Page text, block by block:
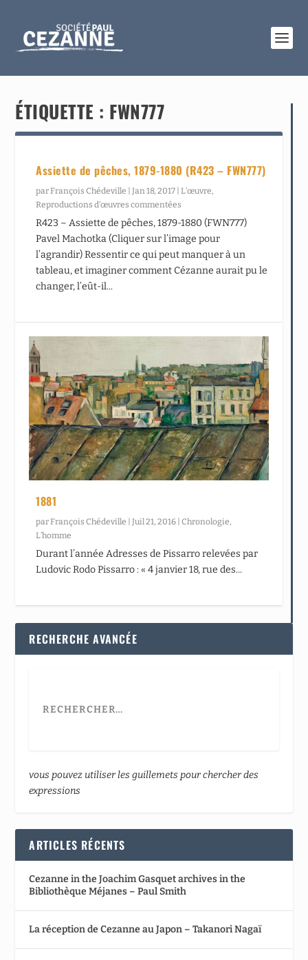
ÉTIQUETTE : FWN777
Assiette de pêches, 1879-1880 (R423 – FWN777)
parFrançois Chédeville |Jan 18, 2017 |L’œuvre,
Reproductions d’œuvres commentées
R423 – Assiette de pêches, 1879-1880 (FWN777)
Pavel Machotka (Cliquer sur l’image pour
l’agrandir) Ressentir ce qui peut manquer à un
tableau, et imaginer comment Cézanne aurait pu le
changer, l’eût-il...
1881
par François Chédeville |Juil 21, 2016 |Chronologie
L’homme
Durant l’année Adresses de Pissarro relevées par
Ludovic Rodo Pissarro : « 4 janvier 18, rue des...
RECHERCHE AVANCÉE
vous pouvez utiliser les guillemets pour chercher des
expressions
ARTICLES RÉCENTS
Cezanne in the Joachim Gasquet archives in the
Bibliothèque Méjanes – Paul Smith
La réception de Cezanne au Japon – Takanori Nagaï